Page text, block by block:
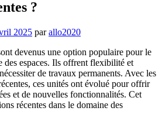
?
2025 parallo2020
devenus une option populaire pour le
des espaces. Ils offrent flexibilité et
de travaux permanents. Avec les
ces unités ont évolué pour offrir
et de nouvelles fonctionnalités. Cet
récentes dans le domaine des